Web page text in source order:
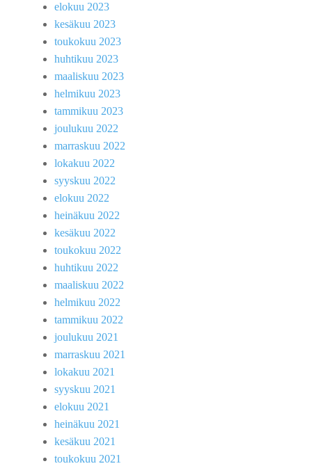
elokuu 2023
kesäkuu 2023
toukokuu 2023
huhtikuu 2023
maaliskuu 2023
helmikuu 2023
tammikuu 2023
joulukuu 2022
marraskuu 2022
lokakuu 2022
syyskuu 2022
elokuu 2022
heinäkuu 2022
kesäkuu 2022
toukokuu 2022
huhtikuu 2022
maaliskuu 2022
helmikuu 2022
tammikuu 2022
joulukuu 2021
marraskuu 2021
lokakuu 2021
syyskuu 2021
elokuu 2021
heinäkuu 2021
kesäkuu 2021
toukokuu 2021